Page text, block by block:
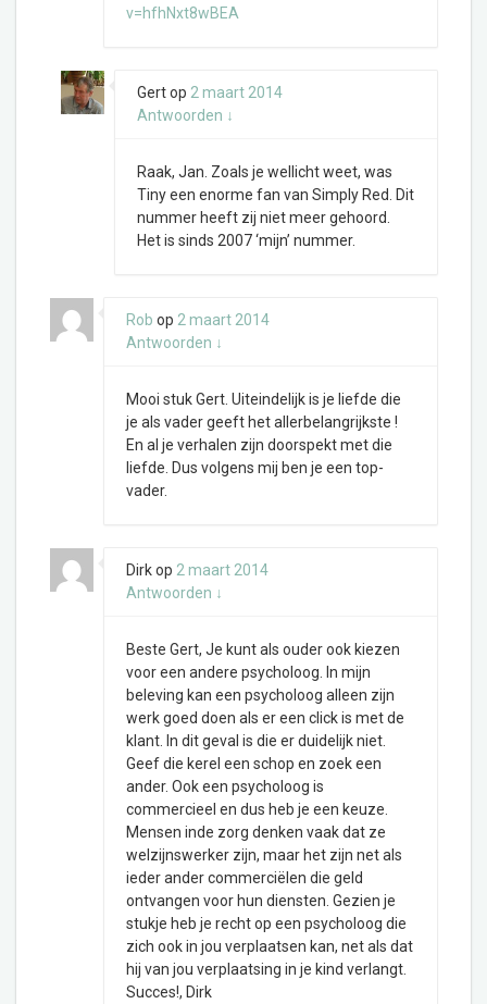
v=hfhNxt8wBEA
Gertop 2 maart 2014
Antwoorden ↓
Raak, Jan. Zoals je wellicht weet, was
Tiny een enorme fan van Simply Red. Dit
nummer heeft zij niet meer gehoord.
Het is sinds 2007 ‘mijn’ nummer.
Rob op 2 maart 2014
Antwoorden ↓
Mooi stuk Gert. Uiteindelijk is je liefde die
je als vader geeft het allerbelangrijkste !
En al je verhalen zijn doorspekt met die
liefde. Dus volgens mij ben je een top-
vader.
Dirkop 2 maart 2014
Antwoorden ↓
Beste Gert, Je kunt als ouder ook kiezen
voor een andere psycholoog. In mijn
beleving kan een psycholoog alleen zijn
werk goed doen als er een click is met de
klant. In dit geval is die er duidelijk niet.
Geef die kerel een schop en zoek een
ander. Ook een psycholoog is
commercieel en dus heb je een keuze.
Mensen inde zorg denken vaak dat ze
welzijnswerker zijn, maar het zijn net als
ieder ander commerciëlen die geld
ontvangen voor hun diensten. Gezien je
stukje heb je recht op een psycholoog die
zich ook in jou verplaatsen kan, net als dat
hij van jou verplaatsing in je kind verlangt.
Succes!, Dirk